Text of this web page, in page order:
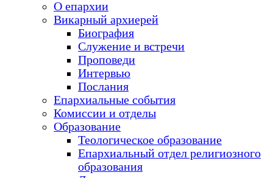
О епархии
Викарный архиерей
Биография
Служение и встречи
Проповеди
Интервью
Послания
Епархиальные события
Комиссии и отделы
Образование
Теологическое образование
Епархиальный отдел религиозного
образования